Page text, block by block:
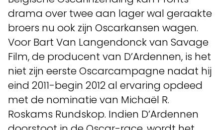
drama over twee aan lager wal geraakte
broers nu ook zijn Oscarkansen wagen.
Voor Bart Van Langendonck van Savage
Film, de producent van D’Ardennen, is het
niet zijn eerste Oscarcampagne nadat hij
eind 2011-begin 2012 al ervaring opdeed
met de nominatie van Michaël R.
Roskams Rundskop. Indien D’Ardennen